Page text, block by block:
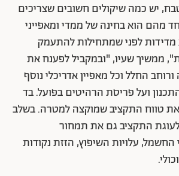
יש כמה שיקולים חשובים שצריכים
מהם הוא בחינה של ממדי ומאפייני
לפני שמתחילות להתעמק
ממשיך שעיו, "ובמקביל לפענח את
החלל וכל מאפיין אדריכלי נוסף
ועל פריסת הרהיטים בפועל. בד
טווח התקציב שמוקצה למטרה. בשלב
התקציב גם את תמחור
עלויות השיפוץ, הזזת נקודות